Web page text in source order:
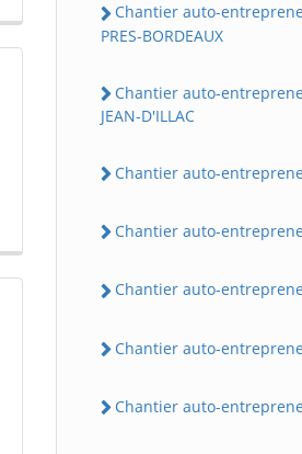
Chantier auto-
PRES-BORDEAUX
Chantier auto-
JEAN-D'ILLAC
Chantier auto-
Chantier auto-
Chantier auto-
Chantier auto-
Chantier auto-